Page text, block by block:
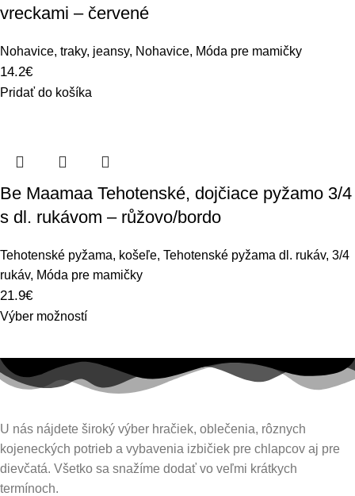
vreckami – červené
Nohavice, traky, jeansy, Nohavice, Móda pre mamičky
14.2€
Pridať do košíka
Be Maamaa Tehotenské, dojčiace pyžamo 3/4
s dl. rukávom – růžovo/bordo
Tehotenské pyžama, košeľe, Tehotenské pyžama dl. rukáv, 3/4
rukáv, Móda pre mamičky
21.9€
Výber možností
U nás nájdete široký výber hračiek, oblečenia, rôznych
kojeneckých potrieb a vybavenia izbičiek pre chlapcov aj pre
dievčatá. Všetko sa snažíme dodať vo veľmi krátkych
termínoch.